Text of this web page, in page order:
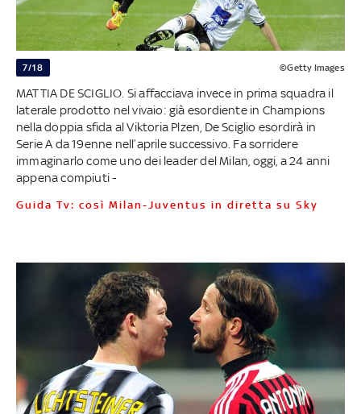
7/18 ©Getty Images
MATTIA DE SCIGLIO. Si affacciava invece in prima squadra il
laterale prodotto nel vivaio: già esordiente in Champions
nella doppia sfida al Viktoria Plzen, De Sciglio esordirà in
Serie A da 19enne nell’aprile successivo. Fa sorridere
immaginarlo come uno dei leader del Milan, oggi, a 24 anni
appena compiuti -
Guida Tv: così Milan-Juventus in diretta su Sky